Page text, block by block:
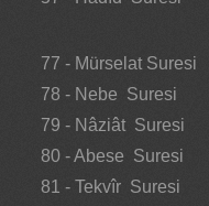
77 - Mürselat Suresi
78 - Nebe Suresi
79 - Nâziât Suresi
80 - Abese Suresi
81 - Tekvîr Suresi